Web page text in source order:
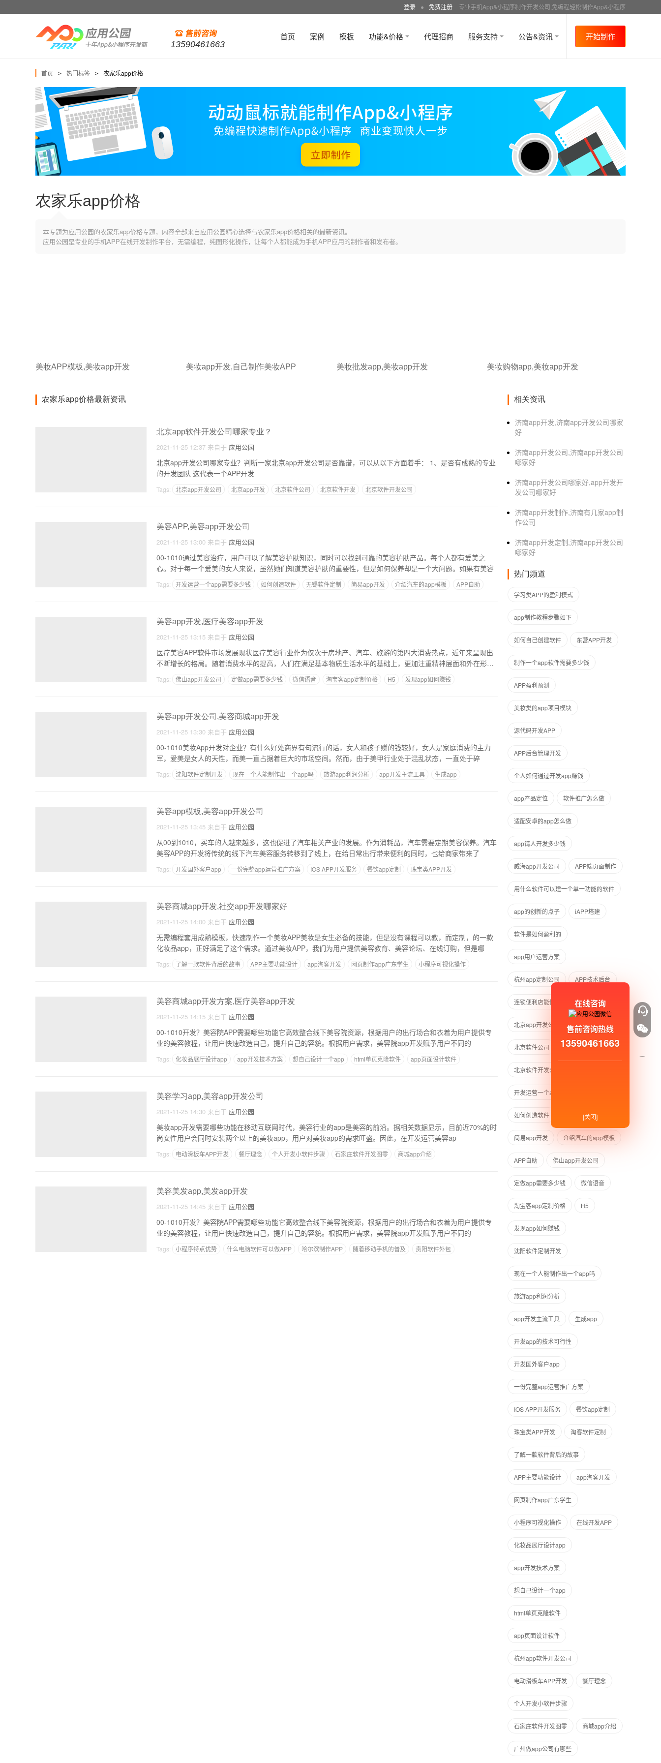
登录 ● 免费注册 专业手机App&小程序制作开发公司,免编程轻松制作App&小程序
13590461663
首页 案例 模板 功能&价格 代理招商 服务支持 公告&资讯 开始制作
首页 > 热门标签 > 农家乐app价格
农家乐app价格
本专题为应用公园的农家乐app价格专题，内容全部来自应用公园精心选择与农家乐app价格相关的最新资讯。
应用公园是专业的手机APP在线开发制作平台，无需编程，纯图形化操作，让每个人都能成为手机APP应用的制作者和发布者。
美妆APP模板,美妆app开发 美妆app开发,自己制作美妆APP 美妆批发app,美妆app开发 美妆购物app,美妆app开发
农家乐app价格最新资讯
北京app软件开发公司哪家专业？
2021-11-25 12:37 来自于 应用公园
北京app开发公司哪家专业？判断一家北京app开发公司是否靠谱，可以从以下方面着手： 1、是否有成熟的专业
的开发团队 这代表一个APP开发
Tags: 北京app开发公司 北京app开发 北京软件公司 北京软件开发 北京软件开发公司
美容APP,美容app开发公司
2021-11-25 13:00 来自于 应用公园
00-1010通过美容治疗，用户可以了解美容护肤知识，同时可以找到可靠的美容护肤产品。每个人都有爱美之
心。对于每一个爱美的女人来说，虽然她们知道美容护肤的重要性，但是如何保养却是一个大问题。如果有美容
Tags: 开发运营一个app需要多少钱 如何创造软件 无锡软件定制 简易app开发 介绍汽车的app模板 APP自助
美容app开发,医疗美容app开发
2021-11-25 13:15 来自于 应用公园
医疗美容APP软件市场发展现状医疗美容行业作为仅次于房地产、汽车、旅游的第四大消费热点，近年来呈现出
不断增长的格局。随着消费水平的提高，人们在满足基本物质生活水平的基础上，更加注重精神层面和外在形
Tags: 佛山app开发公司 定做app需要多少钱 微信语音 淘宝客app定制价格 H5 发现app如何赚钱
美容app开发公司,美容商城app开发
2021-11-25 13:30 来自于 应用公园
00-1010美妆App开发对企业？有什么好处商界有句流行的话，女人和孩子赚的钱较好，女人是家庭消费的主力
军，爱美是女人的天性，而美一直占据着巨大的市场空间。然而，由于美甲行业处于混乱状态，一直处于碎
Tags: 沈阳软件定制开发 现在一个人能制作出一个app吗 旅游app利润分析 app开发主流工具
生成app
美容app模板,美容app开发公司
2021-11-25 13:45 来自于 应用公园
从00到1010，买车的人越来越多，这也促进了汽车相关产业的发展。作为消耗品，汽车需要定期美容保养。汽车
美容APP的开发将传统的线下汽车美容服务转移到了线上，在给日常出行带来便利的同时，也给商家带来了
Tags: 开发国外客户app 一份完整app运营推广方案 IOS APP开发服务 餐饮app定制
珠宝类APP开发
美容商城app开发,社交app开发哪家好
2021-11-25 14:00 来自于 应用公园
无需编程套用成熟模板，快速制作一个美妆APP美妆是女生必备的技能，但是没有课程可以教，而定制，的一款
化妆品app，正好满足了这个需求。通过美妆APP，我们为用户提供美容教育、美容论坛、在线订购，但是哪
Tags: 了解一款软件背后的故事 APP主要功能设计 app淘客开发 网页制作app广东学生
小程序可视化操作
美容商城app开发方案,医疗美容app开发
2021-11-25 14:15 来自于 应用公园
00-1010开发？美容院APP需要哪些功能它高效整合线下美容院资源，根据用户的出行场合和衣着为用户提供专
业的美容教程，让用户快速改造自己，提升自己的容貌。根据用户需求，美容院app开发赋予用户不同的
Tags: 化妆品展厅设计app app开发技术方案 想自己设计一个app html单页克隆软件
app页面设计软件
美容学习app,美容app开发公司
2021-11-25 14:30 来自于 应用公园
美妆app开发需要哪些功能在移动互联网时代，美容行业的app是美容的前沿。据相关数据显示，目前近70%的时
尚女性用户会同时安装两个以上的美妆app，用户对美妆app的需求旺盛。因此，在开发运营美容ap
Tags: 电动滑板车APP开发 餐厅理念 个人开发小软件步骤 石家庄软件开发图零
商城app介绍
美容美发app,美发app开发
2021-11-25 14:45 来自于 应用公园
00-1010开发？美容院APP需要哪些功能它高效整合线下美容院资源，根据用户的出行场合和衣着为用户提供专
业的美容教程，让用户快速改造自己，提升自己的容貌。根据用户需求，美容院app开发赋予用户不同的
Tags: 小程序特点优势 什么电脑软件可以做APP 哈尔滨制作APP 随着移动手机的普及
贵阳软件外包
相关资讯
济南app开发,济南app开发公司哪家
好
济南app开发公司,济南app开发公司
哪家好
济南app开发公司哪家好,app开发开
发公司哪家好
济南app开发制作,济南有几家app制
作公司
济南app开发定制,济南app开发公司
哪家好
热门频道
学习类APP的盈利模式
app制作教程步骤如下
如何自己创建软件 东营APP开发
制作一个app软件需要多少钱
APP盈利预测
美妆类的app项目模块
源代码开发APP
APP后台管理开发
个人如何通过开发app赚钱
app产品定位 软件推广怎么做
适配安卓的app怎么做
app请人开发多少钱
威海app开发公司 APP端页面制作
用什么软件可以建一个单一功能的软件
app的创新的点子 iAPP塔建
软件是如何盈利的
app用户运营方案
杭州app定制公司 APP技术后台
连锁便利店能做一个app吗
北京app开发公司 北京app开发
北京软件公司 北京软件开发
北京软件开发公司
开发运营一个app需要多少钱
如何创造软件 无锡软件定制
简易app开发 介绍汽车的app模板
APP自助 佛山app开发公司
定做app需要多少钱 微信语音
淘宝客app定制价格 H5
发现app如何赚钱
沈阳软件定制开发
现在一个人能制作出一个app吗
旅游app利润分析
app开发主流工具 生成app
开发app的技术可行性
开发国外客户app
一份完整app运营推广方案
IOS APP开发服务 餐饮app定制
珠宝类APP开发 淘客软件定制
了解一款软件背后的故事
APP主要功能设计 app淘客开发
网页制作app广东学生
小程序可视化操作 在线开发APP
化妆品展厅设计app
app开发技术方案
想自己设计一个app
html单页克隆软件
app页面设计软件
杭州app软件开发公司
电动滑板车APP开发 餐厅理念
个人开发小软件步骤
石家庄软件开发图零 商城app介绍
广州做app公司有哪些
在线咨询
售前咨询热线
13590461663
[关闭]